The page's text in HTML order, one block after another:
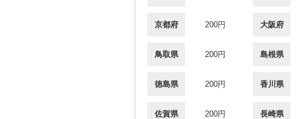
京都府 200円 大阪府
鳥取県 200円 島根県
徳島県 200円 香川県
佐賀県 200円 長崎県